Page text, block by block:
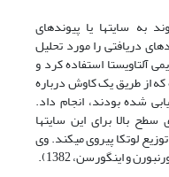
به سایتها یا پیوندهای
دریافتی را مورد تحلیل
آلتاویستا استفاده کرد و
شده که از طریق یک کاوش درباره
شده بودند، انجام داد.
بالا برای این سایتها
این 343 سایت، از توزیع لوتکا پیروی می­کند. وی